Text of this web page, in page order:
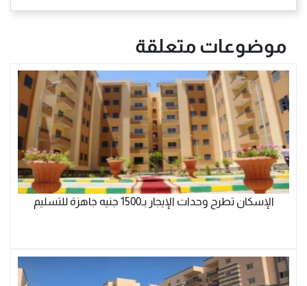
موضوعات متعلقة
الإسكان تطرح وحدات الإيجار بـ1500 جنيه جاهزة للتسليم